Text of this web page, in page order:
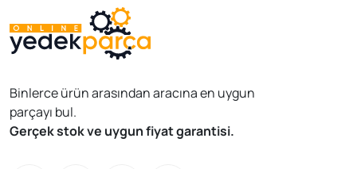
Binlerce ürün arasından aracına en uygun
parçayı bul.
Gerçek stok ve uygun fiyat garantisi.